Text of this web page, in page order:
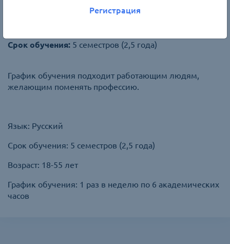
Срок обучения: 5 семестров (2,5 года)
График обучения подходит работающим людям,
желающим поменять профессию.
Язык: Русский
Срок обучения: 5 семестров (2,5 года)
Возраст: 18-55 лет
График обучения: 1 раз в неделю по 6 академических
часов
Регистрация